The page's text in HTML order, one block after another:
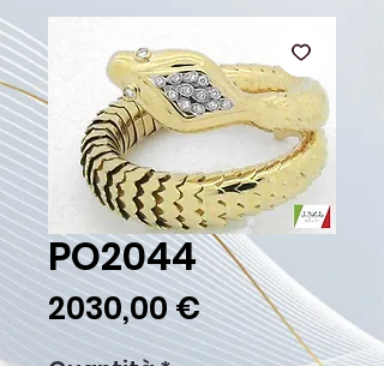
PO2044
2030,00 €Prezzo